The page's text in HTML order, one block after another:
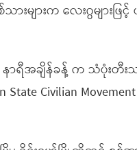
များက လေးဂွများဖြ
ာရီအချိန်ခန့် က သံပုံး
Civilian